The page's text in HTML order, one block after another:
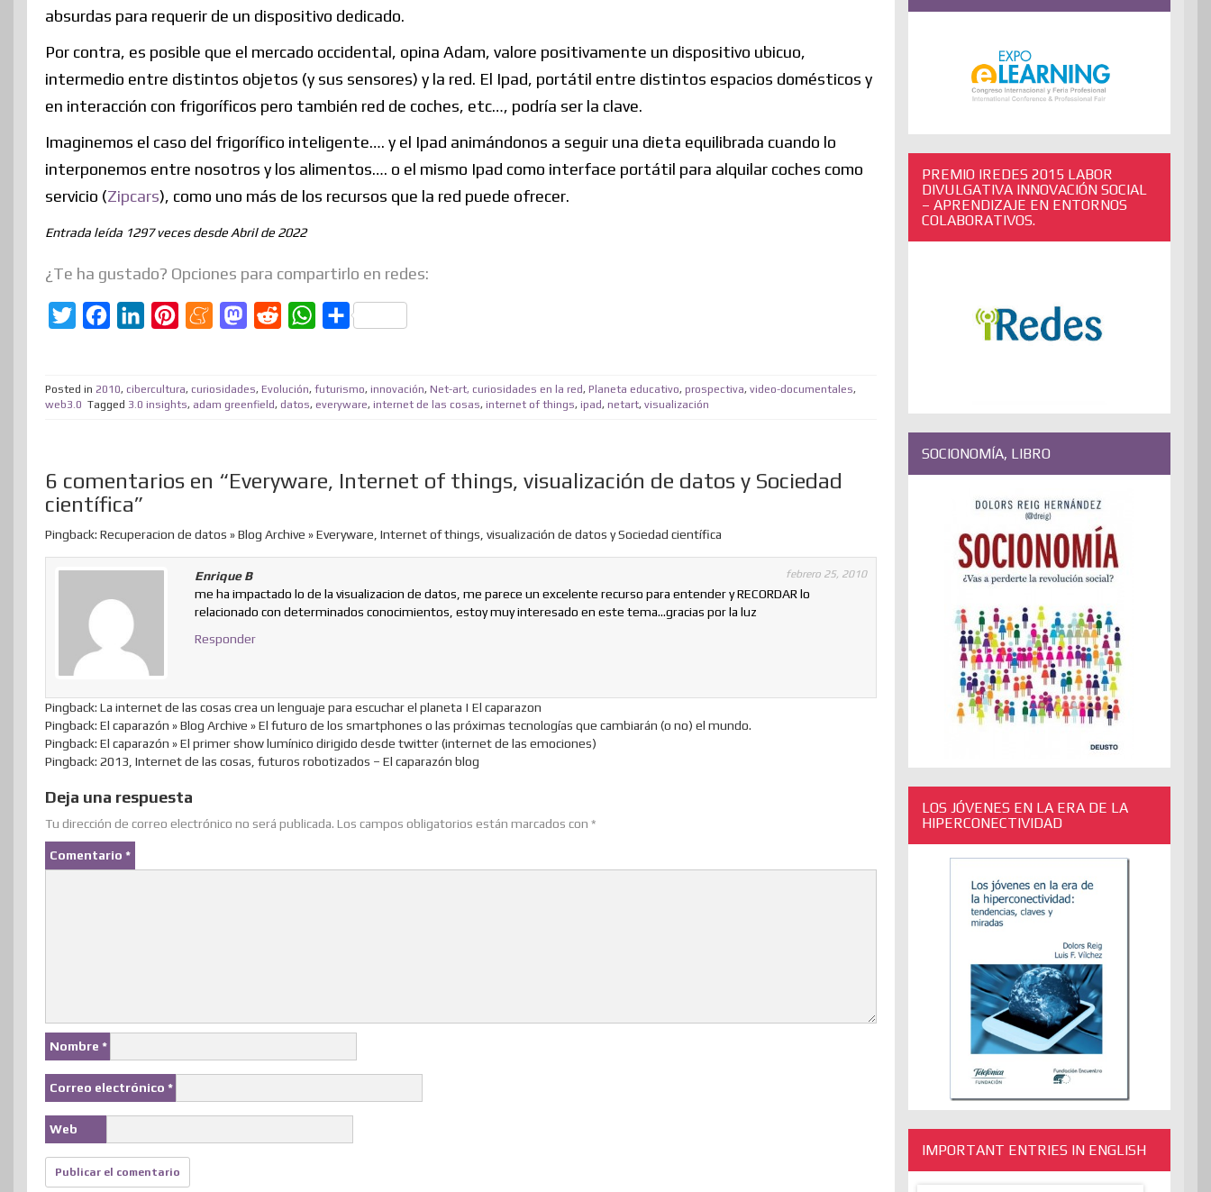
absurdas para requerir de un dispositivo dedicado.
Por contra, es posible que el mercado occidental, opina Adam, valore positivamente un dispositivo ubicuo,
intermedio entre distintos objetos (y sus sensores) y la red. El Ipad, portátil entre distintos espacios domésticos y
en interacción con frigoríficos pero también red de coches, etc…, podría ser la clave.
Imaginemos el caso del frigorífico inteligente…. y el Ipad animándonos a seguir una dieta equilibrada cuando lo
interponemos entre nosotros y los alimentos…. o el mismo Ipad como interface portátil para alquilar coches como
servicio (Zipcars), como uno más de los recursos que la red puede ofrecer.
Entrada leída 1297 veces desde Abril de 2022
¿Te ha gustado? Opciones para compartirlo en redes:
t
r
e
o
k
k
I
t
e
t
M
e
M
t
o
d
W
t
p
C
p
t
r
Posted in 2010, cibercultura, curiosidades, Evolución, futurismo, innovación, Net-art, curiosidades en la red, Planeta educativo, prospectiva, video-documentales,
web3.0 Tagged 3.0 insights, adam greenfield, datos, everyware, internet de las cosas, internet of things, ipad, netart, visualización
6 comentarios en “Everyware, Internet of things, visualización de datos y Sociedad
científica”
Pingback: Recuperacion de datos » Blog Archive » Everyware, Internet of things, visualización de datos y Sociedad científica
Enrique B febrero 25, 2010
me ha impactado lo de la visualizacion de datos, me parece un excelente recurso para entender y RECORDAR lo
relacionado con determinados conocimientos, estoy muy interesado en este tema…gracias por la luz
Responder
Pingback: La internet de las cosas crea un lenguaje para escuchar el planeta | El caparazon
Pingback: El caparazón » Blog Archive » El futuro de los smartphones o las próximas tecnologías que cambiarán (o no) el mundo.
Pingback: El caparazón » El primer show lumínico dirigido desde twitter (internet de las emociones)
Pingback: 2013, Internet de las cosas, futuros robotizados – El caparazón blog
Deja una respuesta
Tu dirección de correo electrónico no será publicada. Los campos obligatorios están marcados con *
Comentario *
Nombre *
Correo electrónico *
Web
PREMIO IREDES 2015 LABOR
DIVULGATIVA INNOVACIÓN SOCIAL
– APRENDIZAJE EN ENTORNOS
COLABORATIVOS.
SOCIONOMÍA, LIBRO
LOS JÓVENES EN LA ERA DE LA
HIPERCONECTIVIDAD
IMPORTANT ENTRIES IN ENGLISH